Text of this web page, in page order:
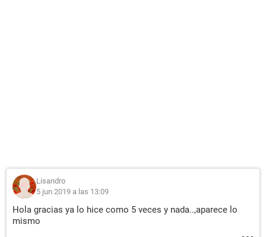
Lisandro
5 jun 2019 a las 13:09
Hola gracias ya lo hice como 5 veces y nada..,aparece lo
mismo